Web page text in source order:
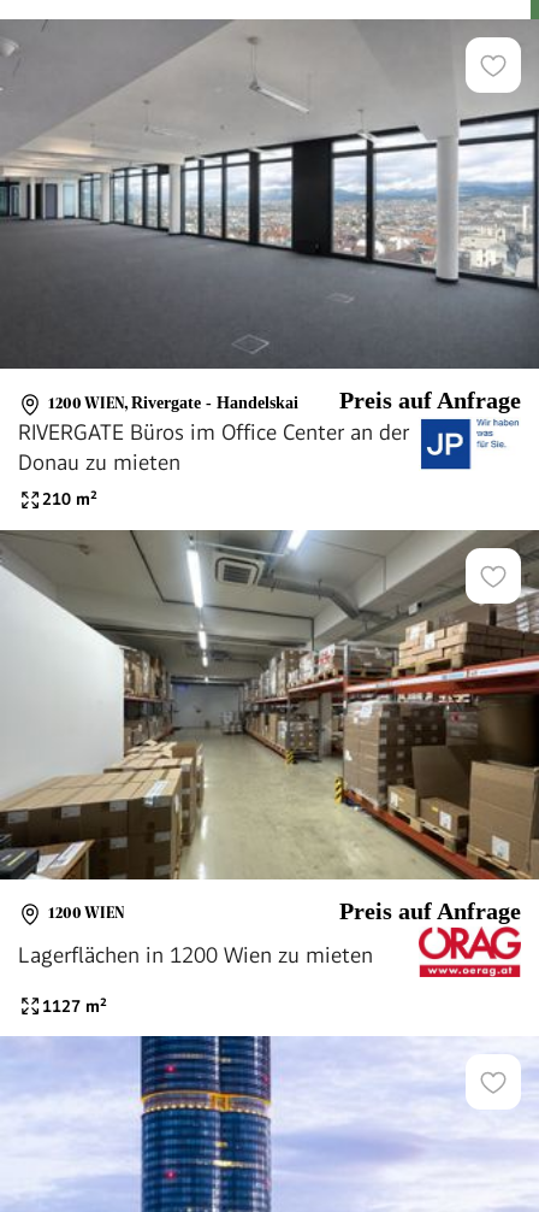
1200 WIEN, Rivergate - Handelskai Preis auf Anfrage
RIVERGATE Büros im Office Center an der
Donau zu mieten
210 m²
1200 WIEN Preis auf Anfrage
Lagerflächen in 1200 Wien zu mieten
1127 m²